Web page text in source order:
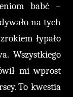
babć –
na tych
łypało
Wszystkiego
mi wprost
To kwestia